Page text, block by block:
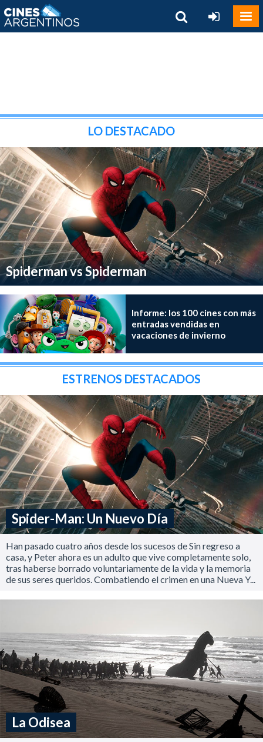
LO DESTACADO
Spiderman vs Spiderman
Informe: los 100 cines con más
entradas vendidas en
vacaciones de invierno
ESTRENOS DESTACADOS
Spider-Man: Un Nuevo Día
Han pasado cuatro años desde los sucesos de Sin regreso a
casa, y Peter ahora es un adulto que vive completamente solo,
tras haberse borrado voluntariamente de la vida y la memoria
de sus seres queridos. Combatiendo el crimen en una Nueva Y...
La Odisea